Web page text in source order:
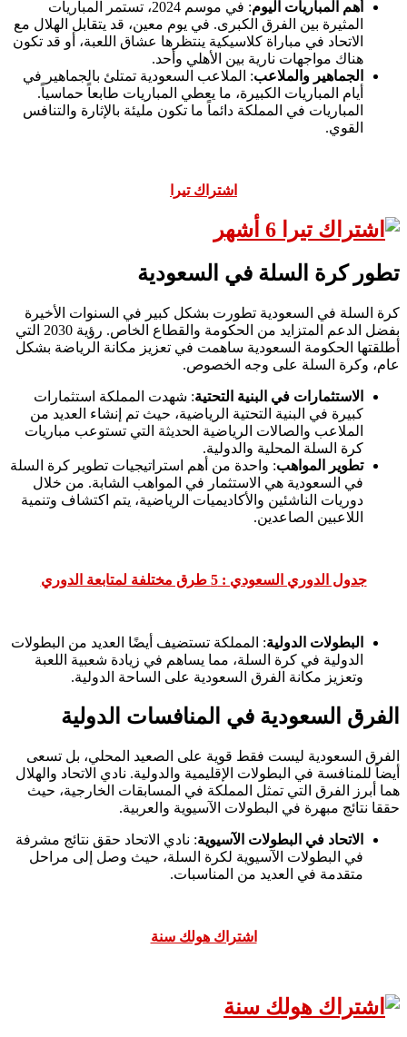
أهم المباريات اليوم
: في موسم 2024، تستمر المباريات
المثيرة بين الفرق الكبرى. في يوم معين، قد يتقابل الهلال مع
الاتحاد في مباراة كلاسيكية ينتظرها عشاق اللعبة، أو قد تكون
هناك مواجهات نارية بين الأهلي وأحد.
الجماهير والملاعب: الملاعب السعودية تمتلئ بالجماهير في
أيام المباريات الكبيرة، ما يعطي المباريات طابعاً حماسياً.
المباريات في المملكة دائماً ما تكون مليئة بالإثارة والتنافس
القوي.
اشتراك تيرا
تطور كرة السلة في السعودية
كرة السلة في السعودية تطورت بشكل كبير في السنوات الأخيرة
بفضل الدعم المتزايد من الحكومة والقطاع الخاص. رؤية 2030 التي
أطلقتها الحكومة السعودية ساهمت في تعزيز مكانة الرياضة بشكل
عام، وكرة السلة على وجه الخصوص.
الاستثمارات في البنية التحتية: شهدت المملكة استثمارات
كبيرة في البنية التحتية الرياضية، حيث تم إنشاء العديد من
الملاعب والصالات الرياضية الحديثة التي تستوعب مباريات
كرة السلة المحلية والدولية.
تطوير المواهب: واحدة من أهم استراتيجيات تطوير كرة السلة
في السعودية هي الاستثمار في المواهب الشابة. من خلال
دوريات الناشئين والأكاديميات الرياضية، يتم اكتشاف وتنمية
اللاعبين الصاعدين.
جدول الدوري السعودي : 5 طرق مختلفة لمتابعة الدوري
البطولات الدولية: المملكة تستضيف أيضًا العديد من البطولات
الدولية في كرة السلة، مما يساهم في زيادة شعبية اللعبة
وتعزيز مكانة الفرق السعودية على الساحة الدولية.
الفرق السعودية في المنافسات الدولية
الفرق السعودية ليست فقط قوية على الصعيد المحلي، بل تسعى
أيضاً للمنافسة في البطولات الإقليمية والدولية. نادي الاتحاد والهلال
هما أبرز الفرق التي تمثل المملكة في المسابقات الخارجية، حيث
حققا نتائج مبهرة في البطولات الآسيوية والعربية.
الاتحاد في البطولات الآسيوية: نادي الاتحاد حقق نتائج مشرفة
في البطولات الآسيوية لكرة السلة، حيث وصل إلى مراحل
متقدمة في العديد من المناسبات.
اشتراك هولك سنة